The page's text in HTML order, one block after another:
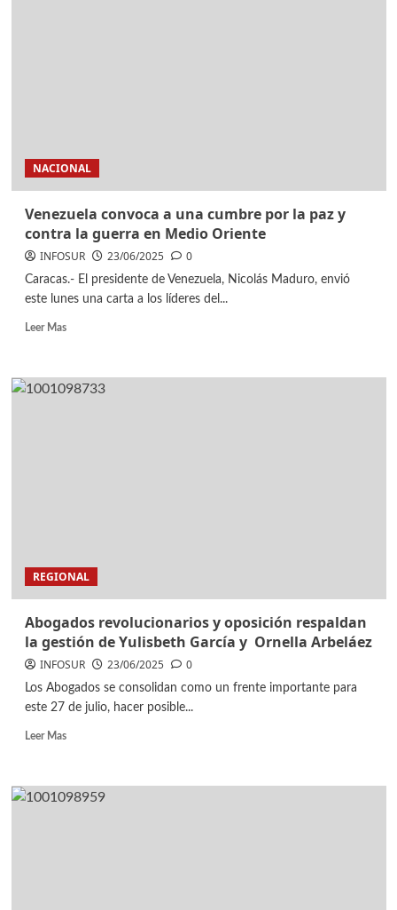
NACIONAL
Venezuela convoca a una cumbre por la paz y
contra la guerra en Medio Oriente
INFOSUR 23/06/2025 0
Caracas.- El presidente de Venezuela, Nicolás Maduro, envió
este lunes una carta a los líderes del...
Leer Mas
REGIONAL
Abogados revolucionarios y oposición respaldan
la gestión de Yulisbeth García y Ornella Arbeláez
INFOSUR 23/06/2025 0
Los Abogados se consolidan como un frente importante para
este 27 de julio, hacer posible...
Leer Mas